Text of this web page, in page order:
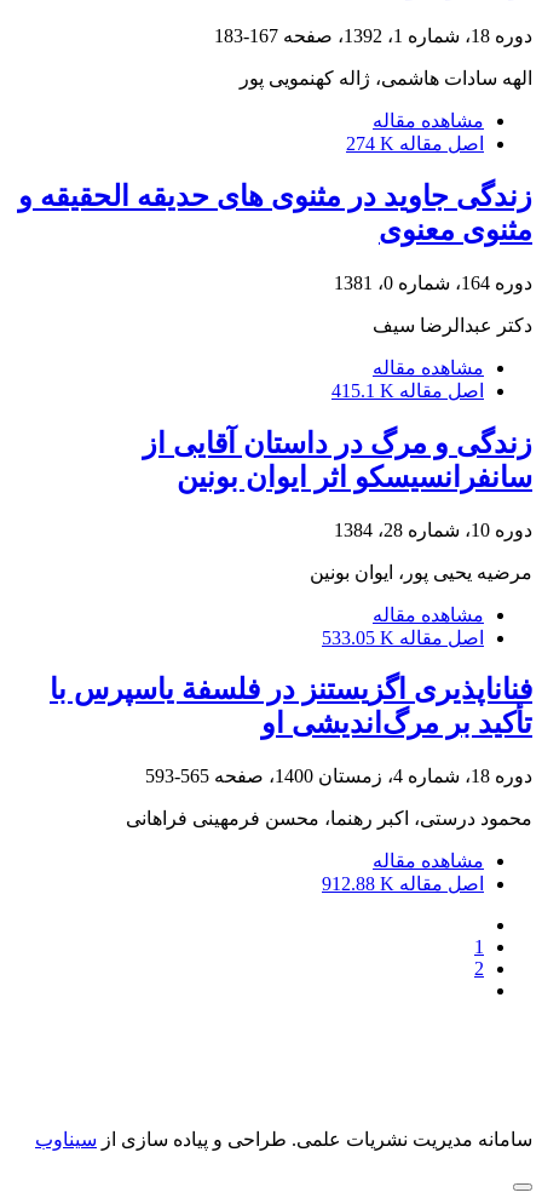
دوره 18، شماره 1، 1392، صفحه 167-183
الهه سادات هاشمی، ژاله کهنمویی پور
مشاهده مقاله
اصل مقاله 274 K
زندگی جاوید در مثنوی های حدیقه الحقیقه و
مثنوی معنوی
دوره 164، شماره 0، 1381
دکتر عبدالرضا سیف
مشاهده مقاله
اصل مقاله 415.1 K
زندگی و مرگ در داستان آقایی از
سانفرانسیسکو اثر ایوان بونین
دوره 10، شماره 28، 1384
مرضیه یحیی پور، ایوان بونین
مشاهده مقاله
اصل مقاله 533.05 K
فناناپذیری اگزیستنز در فلسفة یاسپرس با
تأکید بر مرگ‌اندیشی او
دوره 18، شماره 4، زمستان 1400، صفحه 565-593
محمود درستی، اکبر رهنما، محسن فرمهینی فراهانی
مشاهده مقاله
اصل مقاله 912.88 K
1
2
سامانه مدیریت نشریات علمی. طراحی و پیاده سازی از سیناوب